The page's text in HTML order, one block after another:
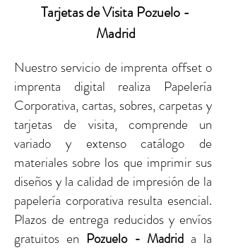
Tarjetas de Visita Pozuelo -
Madrid
Nuestro servicio de imprenta offset o
imprenta digital realiza Papelería
Corporativa, cartas, sobres, carpetas y
tarjetas de visita, comprende un
variado y extenso catálogo de
materiales sobre los que imprimir sus
diseños y la calidad de impresión de la
papelería corporativa resulta esencial.
Plazos de entrega reducidos y envíos
gratuitos en Pozuelo - Madrid a la